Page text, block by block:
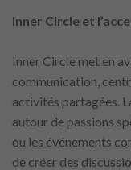
Inner Circle et
Inner Circle met en
communication,
activités partagées.
autour de passions
ou les événements
de créer des